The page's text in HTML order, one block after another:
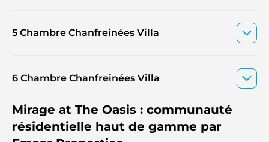
5 Chambre Chanfreinées Villa
6 Chambre Chanfreinées Villa
Mirage at The Oasis : communauté
résidentielle haut de gamme par